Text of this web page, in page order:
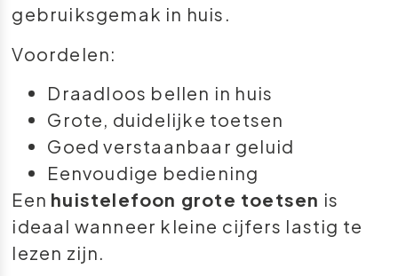
gebruiksgemak in huis.
Voordelen:
Draadloos bellen in huis
Grote, duidelijke toetsen
Goed verstaanbaar geluid
Eenvoudige bediening
Een huistelefoon grote toetsen is
ideaal wanneer kleine cijfers lastig te
lezen zijn.